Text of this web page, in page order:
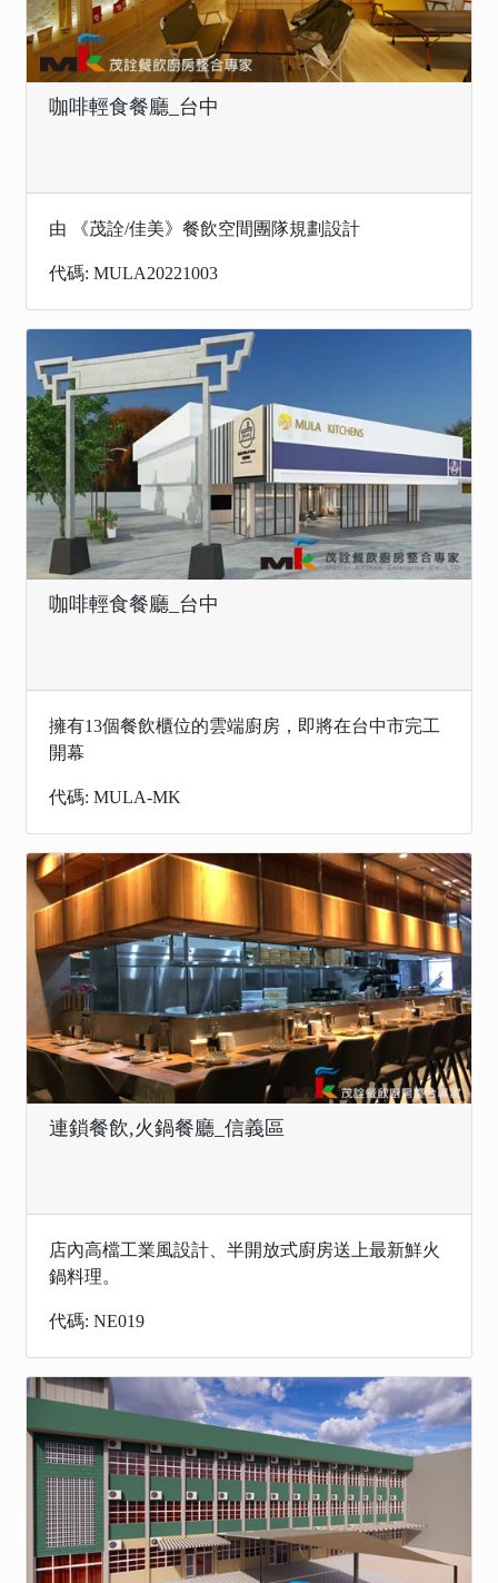
咖啡輕食餐廳_台中
由 《茂詮/佳美》餐飲空間團隊規劃設計
代碼: MULA20221003
咖啡輕食餐廳_台中
擁有13個餐飲櫃位的雲端廚房，即將在台中市完工
開幕
代碼: MULA-MK
連鎖餐飲,火鍋餐廳_信義區
店內高檔工業風設計、半開放式廚房送上最新鮮火
鍋料理。
代碼: NE019